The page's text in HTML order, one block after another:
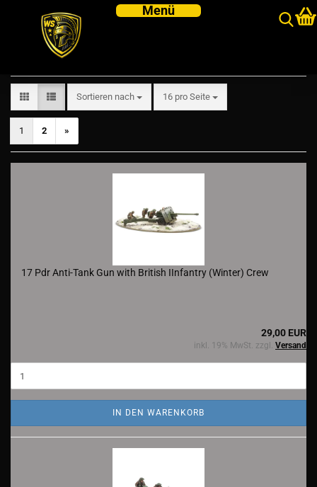
British Army Support
Sortieren nach
Sortieren nach 16 pro Seite
pro Seite
1 2 »
17 Pdr Anti-Tank Gun with British IInfantry (Winter) Crew
29,00 EUR
inkl. 19% MwSt. zzgl. Versand
IN DEN WARENKORB